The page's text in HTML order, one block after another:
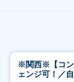
※関西※【コン
ェンジ可！／